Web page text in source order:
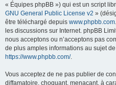
« Équipes phpBB ») qui est un script
GNU General Public License v2 »
être téléchargé depuis www.phpbb.com
les discussions sur Internet. phpBB
nous acceptons ou n’acceptons pas
de plus amples informations au sujet
https://www.phpbb.com/.
Vous acceptez de ne pas publier de
diffamatoire, choquant, menaçant, à